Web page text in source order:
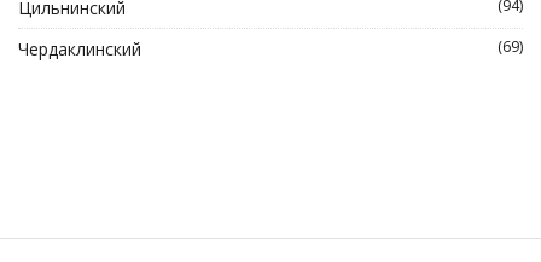
Цильнинский (94)
Чердаклинский (69)